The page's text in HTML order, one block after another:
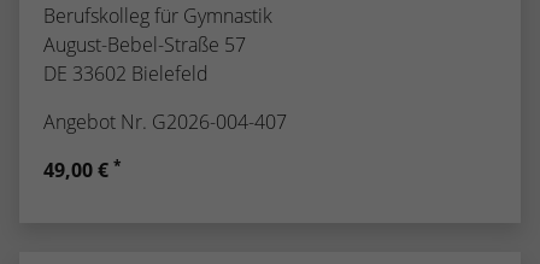
Berufskolleg für Gymnastik
August-Bebel-Straße 57
DE 33602 Bielefeld
Angebot Nr. G2026-004-407
49,00 € *